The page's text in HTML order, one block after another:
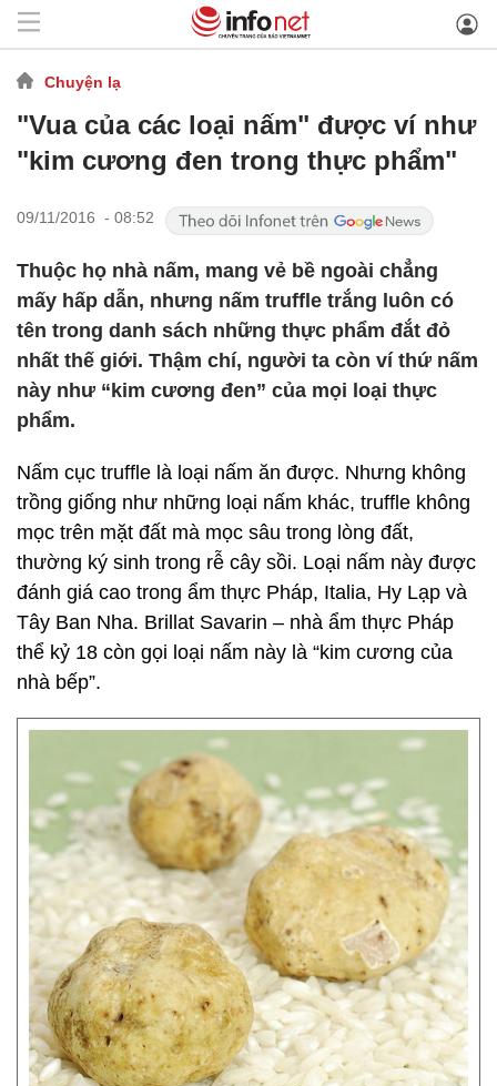
Chuyện lạ
"Vua của các loại nấm" được ví như
"kim cương đen trong thực phẩm"
09/11/2016 - 08:52
Thuộc họ nhà nấm, mang vẻ bề ngoài chẳng
mấy hấp dẫn, nhưng nấm truffle trắng luôn có
tên trong danh sách những thực phẩm đắt đỏ
nhất thế giới. Thậm chí, người ta còn ví thứ nấm
này như “kim cương đen” của mọi loại thực
phẩm.
Nấm cục truffle là loại nấm ăn được. Nhưng không
trồng giống như những loại nấm khác, truffle không
mọc trên mặt đất mà mọc sâu trong lòng đất,
thường ký sinh trong rễ cây sồi. Loại nấm này được
đánh giá cao trong ẩm thực Pháp, Italia, Hy Lạp và
Tây Ban Nha. Brillat Savarin – nhà ẩm thực Pháp
thể kỷ 18 còn gọi loại nấm này là “kim cương của
nhà bếp”.